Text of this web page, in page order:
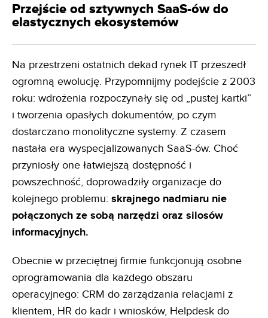
Przejście od sztywnych SaaS-ów do
elastycznych ekosystemów
Na przestrzeni ostatnich dekad rynek IT przeszedł
ogromną ewolucję. Przypomnijmy podejście z 2003
roku: wdrożenia rozpoczynały się od „pustej kartki”
i tworzenia opasłych dokumentów, po czym
dostarczano monolityczne systemy. Z czasem
nastała era wyspecjalizowanych SaaS-ów. Choć
przyniosły one łatwiejszą dostępność i
powszechność, doprowadziły organizacje do
kolejnego problemu: skrajnego nadmiaru nie
połączonych ze sobą narzędzi oraz silosów
informacyjnych.
Obecnie w przeciętnej firmie funkcjonują osobne
oprogramowania dla każdego obszaru
operacyjnego: CRM do zarządzania relacjami z
klientem, HR do kadr i wniosków, Helpdesk do